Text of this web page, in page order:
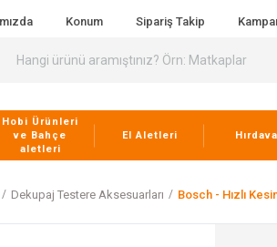
Konum Sipariş Takip
Hobi Ürünleri
ve Bahçe
aletleri
El Aletleri
Dekupaj Testere Aksesuarları Bosch - Hızlı